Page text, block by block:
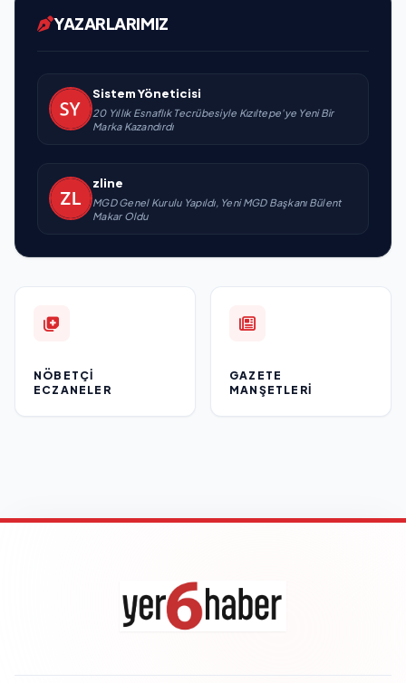
YAZARLARIMIZ
Sistem Yöneticisi
20 Yıllık Esnaflık Tecrübesiyle Kızıltepe'ye Yeni Bir
Marka Kazandırdı
zline
MGD Genel Kurulu Yapıldı, Yeni MGD Başkanı Bülent
Makar Oldu
NÖBETÇI
ECZANELER
GAZETE
MANŞETLERI